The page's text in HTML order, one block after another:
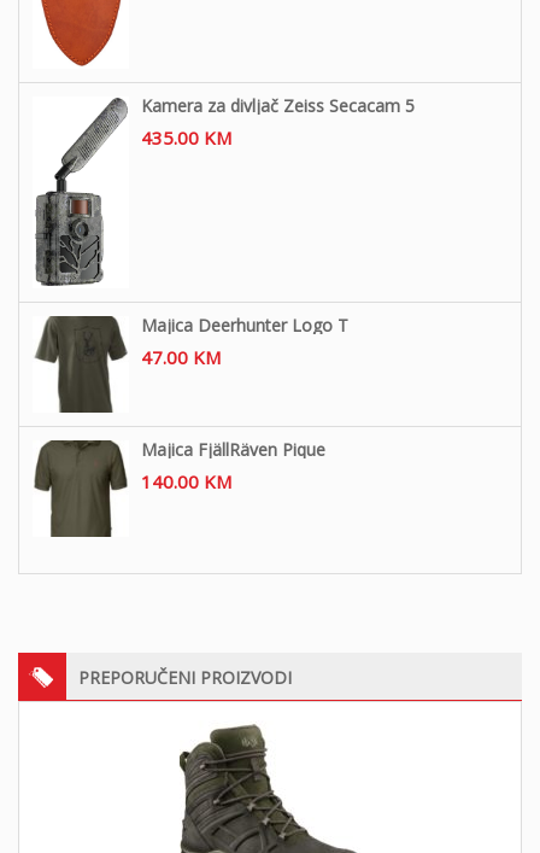
Kamera za divljač Zeiss Secacam 5
435.00 KM
Majica Deerhunter Logo T
47.00 KM
Majica FjällRäven Pique
140.00 KM
PREPORUČENI PROIZVODI